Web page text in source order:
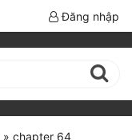
Đăng nhập
» chapter 64